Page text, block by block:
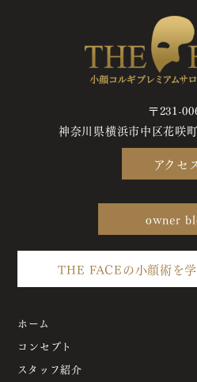
〒231-
神奈川県横浜市中区花咲
アクセ
owner
THE FACEの小顔術を
ホーム
コンセプト
スタッフ紹介